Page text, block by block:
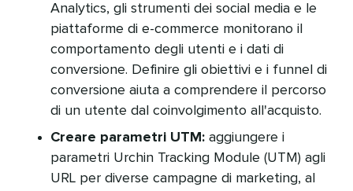
Analytics, gli strumenti dei social media e le
piattaforme di e-commerce monitorano il
comportamento degli utenti e i dati di
conversione. Definire gli obiettivi e i funnel di
conversione aiuta a comprendere il percorso
di un utente dal coinvolgimento all'acquisto.​​
Creare parametri UTM: aggiungere i
parametri Urchin Tracking Module (UTM) agli
URL per diverse campagne di marketing, al